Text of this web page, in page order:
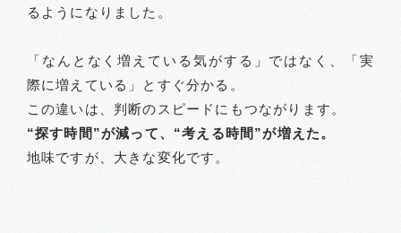
るようになりました。
「なんとなく増えている気がする」ではなく、「実
際に増えている」とすぐ分かる。
この違いは、判断のスピードにもつながります。
“探す時間”が減って、“考える時間”が増えた。
地味ですが、大きな変化です。